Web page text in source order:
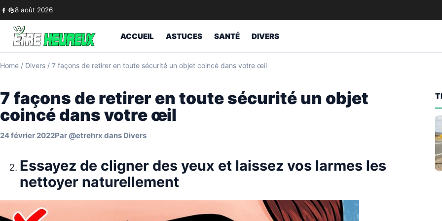
Skip to content
8 août 2026
ACCUEIL ASTUCES SANTÉ DIVERS
Home / Divers / 7 façons de retirer en toute sécurité un objet coincé dans votre œil
7 façons de retirer en toute sécurité un objet
coincé dans votre œil
24 février 2022Par @etrehrx dans Divers
Essayez de cligner des yeux et laissez vos larmes les
nettoyer naturellement